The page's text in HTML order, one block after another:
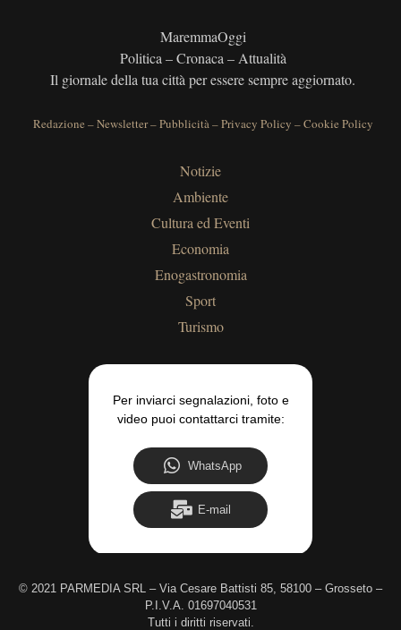
MaremmaOggi
Politica – Cronaca – Attualità
Il giornale della tua città per essere sempre aggiornato.
Redazione –Newsletter–Pubblicità–Privacy Policy –Cookie Policy
Notizie
Ambiente
Cultura ed Eventi
Economia
Enogastronomia
Sport
Turismo
Per inviarci segnalazioni, foto e
video puoi contattarci tramite:
WhatsApp
E-mail
© 2021 PARMEDIA SRL – Via Cesare Battisti 85, 58100 – Grosseto –
P.I.V.A. 01697040531
Tutti i diritti riservati.